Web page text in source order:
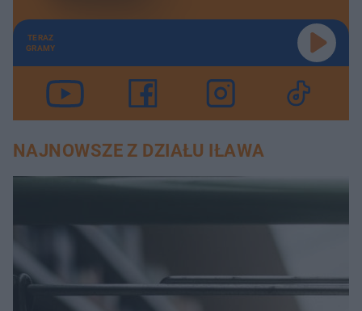
TERAZ
GRAMY
NAJNOWSZE Z DZIAŁU IŁAWA